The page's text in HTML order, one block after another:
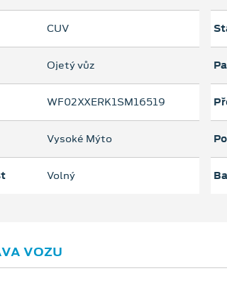
CUV
Ojetý vůz
WF02XXERK1SM16519
Vysoké Mýto
Volný
VOZU